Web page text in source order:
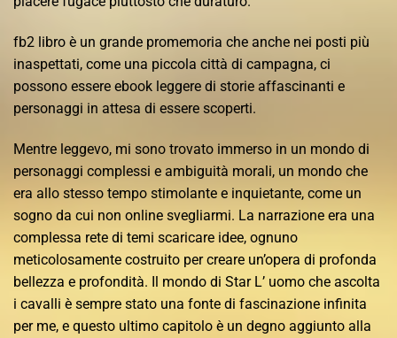
fb2 libro è un grande promemoria che anche nei posti più
inaspettati, come una piccola città di campagna, ci
possono essere ebook leggere di storie affascinanti e
personaggi in attesa di essere scoperti.
Mentre leggevo, mi sono trovato immerso in un mondo di
personaggi complessi e ambiguità morali, un mondo che
era allo stesso tempo stimolante e inquietante, come un
sogno da cui non online svegliarmi. La narrazione era una
complessa rete di temi scaricare idee, ognuno
meticolosamente costruito per creare un’opera di profonda
bellezza e profondità. Il mondo di Star L’ uomo che ascolta
i cavalli è sempre stato una fonte di fascinazione infinita
per me, e questo ultimo capitolo è un degno aggiunto alla